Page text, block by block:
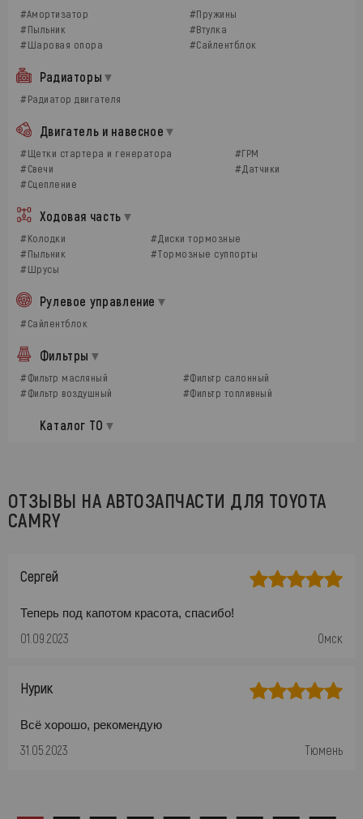
#Амортизатор
#Пружины
#Пыльник
#Втулка
#Шаровая опора
#Сайлентблок
Радиаторы
#Радиатор двигателя
Двигатель и навесное
#Щетки стартера и генератора
#ГРМ
#Свечи
#Датчики
#Сцепление
Ходовая часть
#Колодки
#Диски тормозные
#Пыльник
#Тормозные суппорты
#Шрусы
Рулевое управление
#Сайлентблок
Фильтры
#Фильтр масляный
#Фильтр салонный
#Фильтр воздушный
#Фильтр топливный
Каталог ТО
ОТЗЫВЫ НА АВТОЗАПЧАСТИ ДЛЯ TOYOTA
CAMRY
Сергей
Теперь под капотом красота, спасибо!
01.09.2023 Омск
Нурик
Всё хорошо, рекомендую
31.05.2023 Тюмень